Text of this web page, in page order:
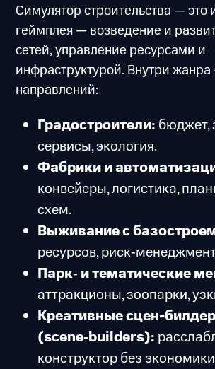
Симулятор строительства — это
геймплея — возведение и
сетей, управление ресурсами и
инфраструктурой. Внутри
направлений:
Градостроители: бюджет,
сервисы, экология.
Фабрики и
конвейеры, логистика,
схем.
Выживание с
ресурсов,
Парк‑ и тематические
аттракционы, зоопарки,
Креативные сцен-
(scene‑builders):
конструктор без